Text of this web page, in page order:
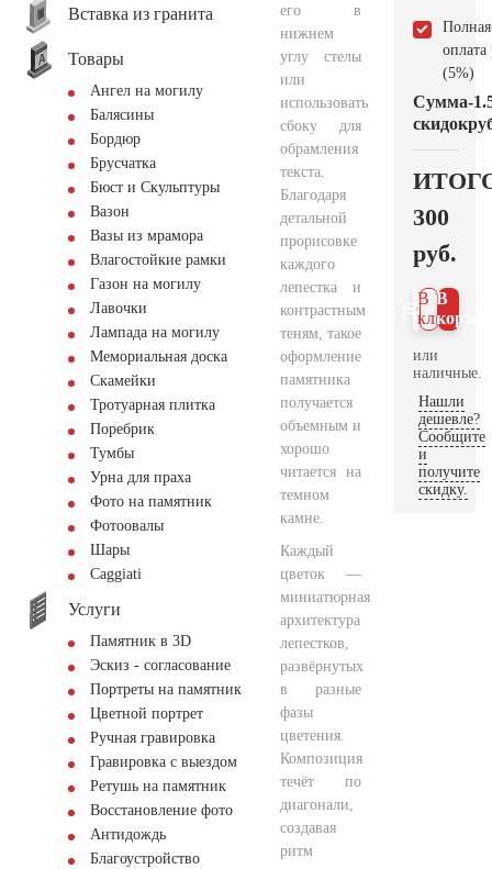
Вставка из гранита
Товары
Ангел на могилу
Балясины
Бордюр
Брусчатка
Бюст и Скульптуры
Вазон
Вазы из мрамора
Влагостойкие рамки
Газон на могилу
Лавочки
Лампада на могилу
Мемориальная доска
Скамейки
Тротуарная плитка
Поребрик
Тумбы
Урна для праха
Фото на памятник
Фотоовалы
Шары
Сaggiati
Услуги
Памятник в 3D
Эскиз - согласование
Портреты на памятник
Цветной портрет
Ручная гравировка
Гравировка с выездом
Ретушь на памятник
Восстановление фото
Антидождь
Благоустройство
его в
нижнем
углу стелы
или
использовать
сбоку для
обрамления
текста.
Благодаря
детальной
прорисовке
каждого
лепестка и
контрастным
теням, такое
оформление
памятника
получается
объемным и
хорошо
читается на
темном
камне.
Каждый
цветок —
миниатюрная
архитектура
лепестков,
развёрнутых
в разные
фазы
цветения.
Композиция
течёт по
диагонали,
создавая
ритм
Полная
оплата
(5%)
Сумма
скидок
-
300
руб.
В
В 1
клик
или
наличные.
Нашли
дешевле?
Сообщите
и
получите
скидку.